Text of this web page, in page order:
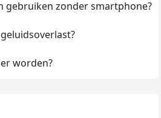
gebruiken zonder smartphone?
worden?